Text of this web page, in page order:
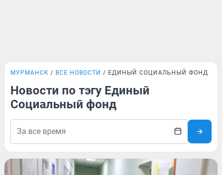
МУРМАНСК ВСЕ НОВОСТИ ЕДИНЫЙ СОЦИАЛЬНЫЙ ФОНД
Новости по тэгу Единый
Социальный фонд